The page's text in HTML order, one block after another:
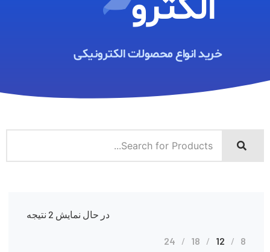
خرید انواع محصولات الکترونیکی ​
در حال نمایش 2 نتیجه
12
18
24